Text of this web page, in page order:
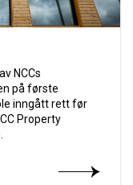
NCCs
på første
inngått rett før
Property